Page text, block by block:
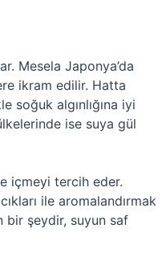
Mesela Japonya’da
ikram edilir. Hatta
soğuk algınlığına iyi
ise suya gül
içmeyi tercih eder.
ile aromalandırmak
bir şeydir, suyun saf